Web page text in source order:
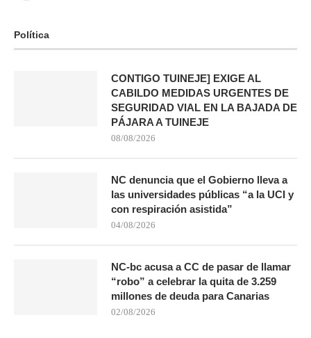
Política
CONTIGO TUINEJE] EXIGE AL
CABILDO MEDIDAS URGENTES DE
SEGURIDAD VIAL EN LA BAJADA DE
PÁJARA A TUINEJE
08/08/2026
NC denuncia que el Gobierno lleva a
las universidades públicas “a la UCI y
con respiración asistida”
04/08/2026
NC-bc acusa a CC de pasar de llamar
“robo” a celebrar la quita de 3.259
millones de deuda para Canarias
02/08/2026